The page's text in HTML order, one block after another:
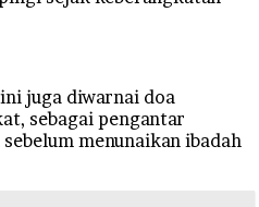
juga diwarnai doa
sebagai pengantar
menunaikan ibadah